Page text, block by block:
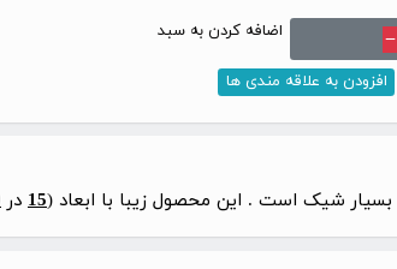
remove اضافه کردن به سبد
افزودن به علاقه مندی ها
15 در